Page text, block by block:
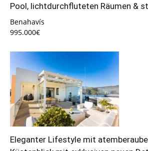
Pool, lichtdurchfluteten Räumen &
Benahavís
995.000€
Eleganter Lifestyle mit